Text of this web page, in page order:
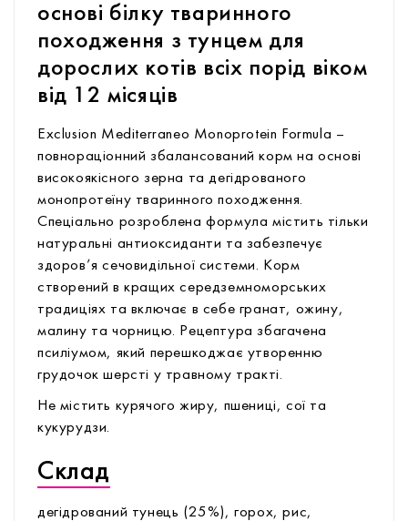
основі білку тваринного
походження з тунцем для
дорослих котів всіх порід віком
від 12 місяців
Exclusion Mediterraneo Monoprotein Formula –
повнораціонний збалансований корм на основі
високоякісного зерна та дегідрованого
монопротеїну тваринного походження.
Спеціально розроблена формула містить тільки
натуральні антиоксиданти та забезпечує
здоров’я сечовидільної системи. Корм
створений в кращих середземноморських
традиціях та включає в себе гранат, ожину,
малину та чорницю. Рецептура збагачена
псиліумом, який перешкоджає утворенню
грудочок шерсті у травному тракті.
Не містить курячого жиру, пшениці, сої та
кукурудзи.
Склад
дегідрований тунець (25%), горох, рис,